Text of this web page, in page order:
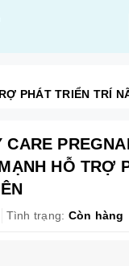
PHÁT TRIỂN TRÍ
HỖ TRỢ
Tình trạng: Còn hàng